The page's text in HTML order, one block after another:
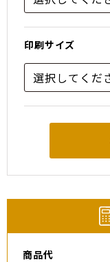
印刷サイズ
商品代